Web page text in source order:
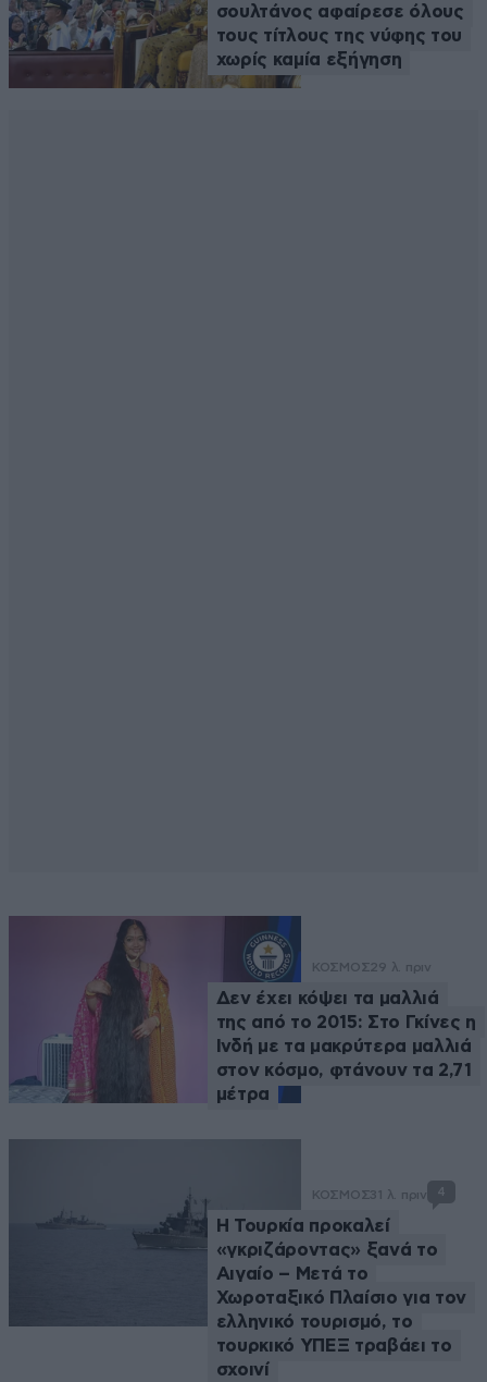
σουλτάνος αφαίρεσε όλους
τους τίτλους της νύφης του
χωρίς καμία εξήγηση
ΚΟΣΜΟΣ29 λ. πριν
Δεν έχει κόψει τα μαλλιά
της από το 2015: Στο Γκίνες η
Ινδή με τα μακρύτερα μαλλιά
στον κόσμο, φτάνουν τα 2,71
μέτρα
ΚΟΣΜΟΣ31 λ. πριν 4
Η Τουρκία προκαλεί
«γκριζάροντας» ξανά το
Αιγαίο – Μετά το
Χωροταξικό Πλαίσιο για τον
ελληνικό τουρισμό, το
τουρκικό ΥΠΕΞ τραβάει το
σχοινί